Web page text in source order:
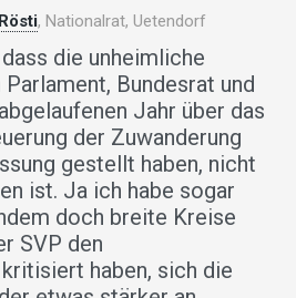
, Nationalrat, Uetendorf
die unheimliche
Bundesrat und
Jahr über das
der Zuwanderung
gestellt haben, nicht
ist. Ja ich habe sogar
doch breite Kreise
SVP den
haben, sich die